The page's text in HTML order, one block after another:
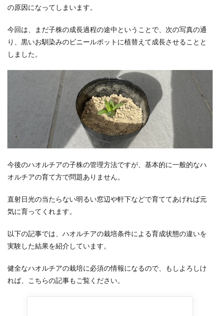
の原因になってしまいます。
今回は、まだ子株の成長過程の途中ということで、次の写真の通
り、黒いお馴染みのビニールポットに植替えて成長させることと
しました。
今後のハオルチアの子株の管理方法ですが、基本的に一般的なハ
オルチアの育て方で問題ありません。
直射日光の当たらない明るい窓辺や軒下などで育ててあげれば元
気に育ってくれます。
以下の記事では、ハオルチアの栽培条件による育成状態の違いを
実験した結果を紹介しています。
健全なハオルチアの栽培に必須の情報になるので、もしよろしけ
れば、こちらの記事もご覧ください。